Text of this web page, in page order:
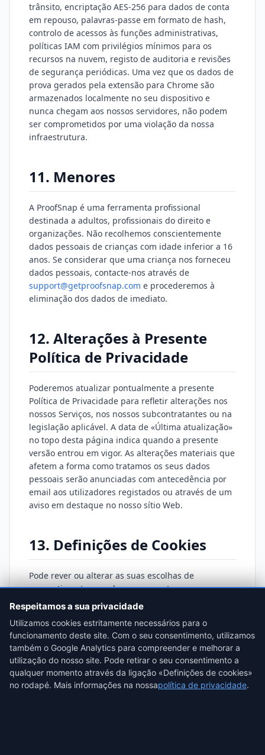
trânsito, encriptação AES-256 para dados de conta
em repouso, palavras-passe em formato de hash,
controlo de acessos às funções administrativas,
políticas IAM com privilégios mínimos para os
recursos na nuvem, registo de auditoria e revisões
de segurança periódicas. Uma vez que os dados de
prova gerados pela extensão para Chrome são
armazenados localmente no seu dispositivo e
nunca chegam aos nossos servidores, não podem
ser comprometidos por uma violação da nossa
infraestrutura.
11. Menores
A ProofSnap é uma ferramenta profissional
destinada a adultos, profissionais do direito e
organizações. Não recolhemos conscientemente
dados pessoais de crianças com idade inferior a 16
anos. Se considerar que uma criança nos forneceu
dados pessoais, contacte-nos através de
support@getproofsnap.com e procederemos à
eliminação dos dados de imediato.
12. Alterações à Presente
Política de Privacidade
Poderemos atualizar pontualmente a presente
Política de Privacidade para refletir alterações nos
nossos Serviços, nos nossos subcontratantes ou na
legislação aplicável. A data de «Última atualização»
no topo desta página indica quando a presente
versão entrou em vigor. As alterações materiais que
afetem a forma como tratamos os seus dados
pessoais serão anunciadas com antecedência por
email aos utilizadores registados ou através de um
aviso em destaque no nosso sítio Web.
13. Definições de Cookies
Pode rever ou alterar as suas escolhas de
consentimento a qualquer momento:
Abrir Definições de Cookies
← Voltar à ProofSnap · Termos de Serviço · Impressum
Respeitamos a sua privacidade
Utilizamos cookies estritamente necessários para o
funcionamento deste site. Com o seu consentimento, utilizamos
também o Google Analytics para compreender e melhorar a
utilização do nosso site. Pode retirar o seu consentimento a
qualquer momento através da ligação «Definições de cookies»
no rodapé. Mais informações na nossapolítica de privacidade.